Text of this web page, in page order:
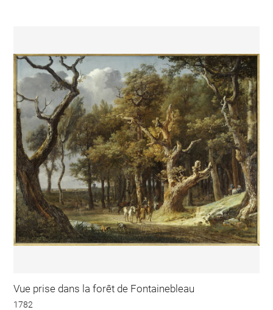
Vue prise dans la forêt de Fontainebleau
1782